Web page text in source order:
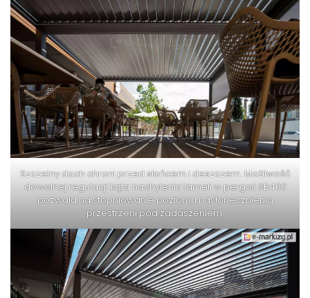
Szczelny dach chroni przed słońcem i deszczem. Możliwość
dowolnej regulacji kąta nachylenia lameli w pergoli SB400
pozwala na stopniowanie poziomu nasłonecznienia
przestrzeni pod zadaszeniem.